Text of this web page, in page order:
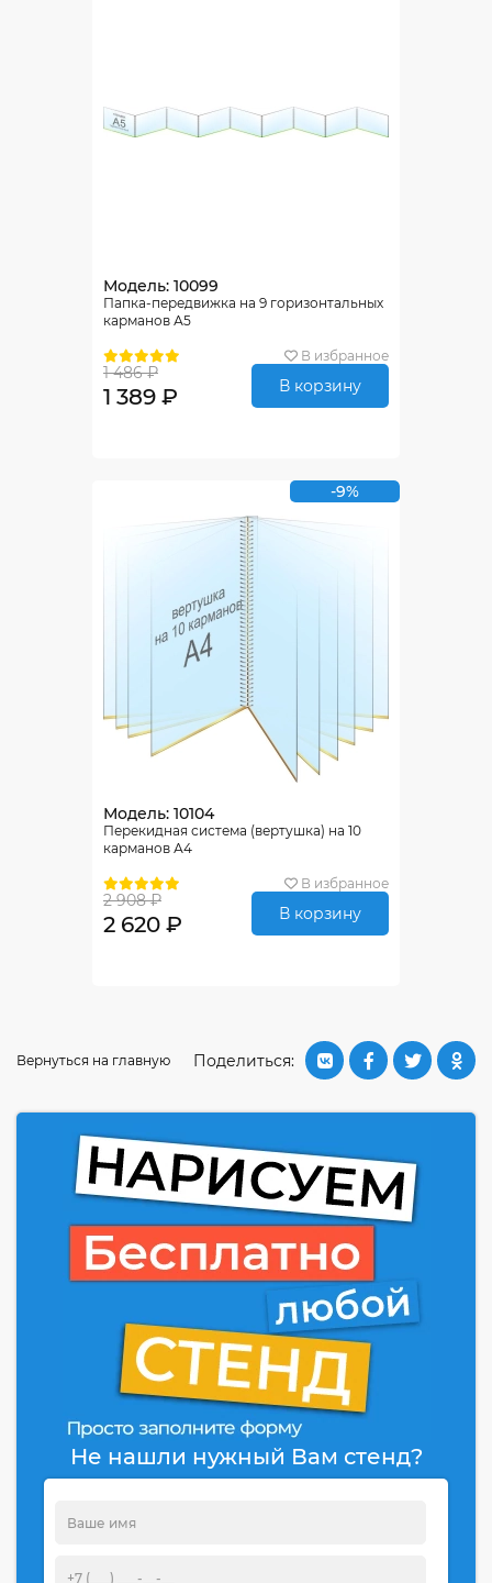
Модель: 10099
Папка-передвижка на 9 горизонтальных
карманов А5
В избранное
1 486 ₽
1 389 ₽ В корзину
-9%
Модель: 10104
Перекидная система (вертушка) на 10
карманов А4
В избранное
2 908 ₽
2 620 ₽ В корзину
Поделиться:
Вернуться на главную
Не нашли нужный Вам стенд?